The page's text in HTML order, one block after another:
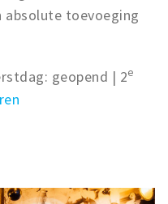
absolute toevoeging
geopend | 2e